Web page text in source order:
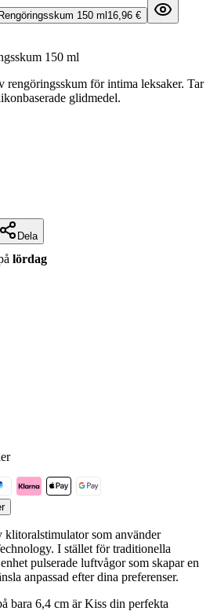
150 ml 16,96 €
150 ml
för intima leksaker. Tar
glidmedel.
Dela
lördag
som använder
I stället för traditionella
pulserade luftvågor som skapar en
anpassad efter dina preferenser.
bara 6,4 cm är Kiss din perfekta